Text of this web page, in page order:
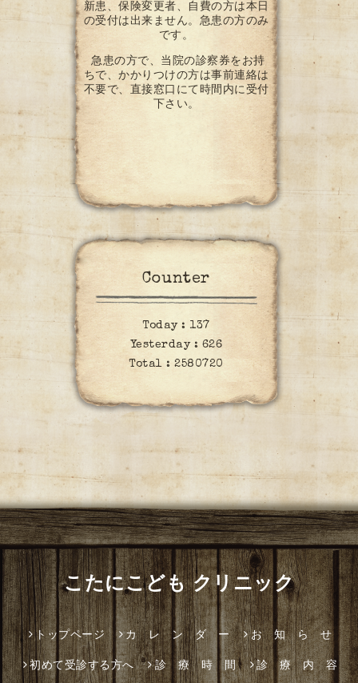
新患、保険変更者、自費の方は本日
の受付は出来ません。急患の方のみ
です。
急患の方で、当院の診察券をお持
ちで、かかりつけの方は事前連絡は
不要で、直接窓口にて時間内に受付
下さい。
Counter
Today : 137
Yesterday : 626
Total :2580720
こたにこども クリニック
トップページ カ レ ン ダ ー お 知 ら せ
初めて受診する方へ 診 療 時 間 診 療 内 容